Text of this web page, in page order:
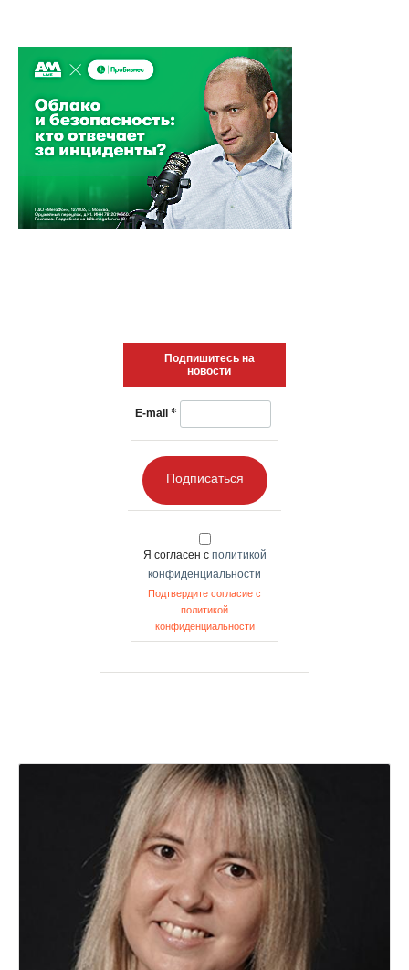
Подпишитесь на
новости
E-mail *
Подписаться
Я согласен с политикой
конфиденциальности
Подтвердите согласие с
политикой
конфиденциальности